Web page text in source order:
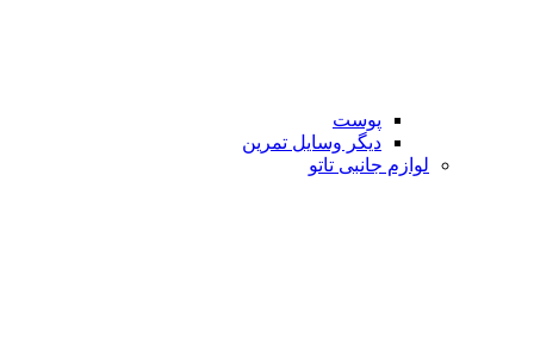
پوست
دیگر وسایل تمرین
لوازم جانبی تاتو